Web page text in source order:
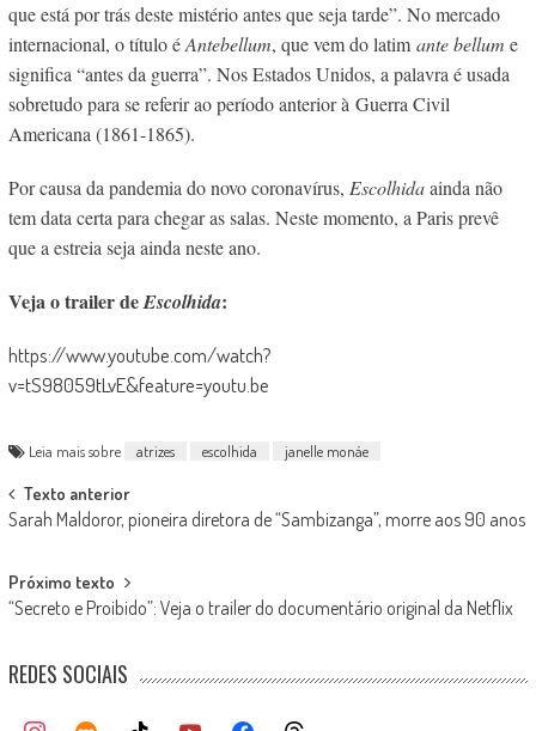
que está por trás deste mistério antes que seja tarde”. No mercado
internacional, o título éAntebellum, que vem do latim ante bellum e
significa “antes da guerra”. Nos Estados Unidos, a palavra é usada
sobretudo para se referir ao período anterior à Guerra Civil
Americana (1861-1865).
Por causa da pandemia do novo coronavírus, Escolhidaainda não
tem data certa para chegar as salas. Neste momento, a Paris prevê
que a estreia seja ainda neste ano.
Veja o trailer deEscolhida:
https://www.youtube.com/watch?
v=tS98059tLvE&feature=youtu.be
Leia mais sobre atrizes escolhida janelle monáe
Post
navigation
Texto anterior
Sarah Maldoror, pioneira diretora de “Sambizanga”, morre aos 90 anos
Próximo texto
“Secreto e Proibido”: Veja o trailer do documentário original da Netflix
REDES SOCIAIS